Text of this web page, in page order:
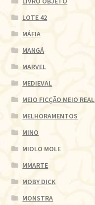
LOTE 42
MÁFIA
MANGÁ
MARVEL
MEDIEVAL
MEIO FICÇÃO MEIO REAL
MELHORAMENTOS
MINO
MIOLO MOLE
MMARTE
MOBY DICK
MONSTRA